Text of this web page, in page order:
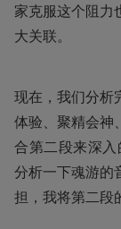
家克服这个阻力
大关联。
现在，我们分析
体验、聚精会神
合第二段来深
分析一下魂游的
担，我将第二段